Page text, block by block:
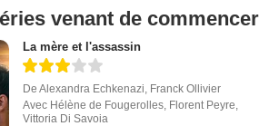
venant de commencer
La mère et l'assassin
DeAlexandra Echkenazi Franck Ollivier
Avec Hélène de Fougerolles Florent Peyre
Vittoria Di Savoia